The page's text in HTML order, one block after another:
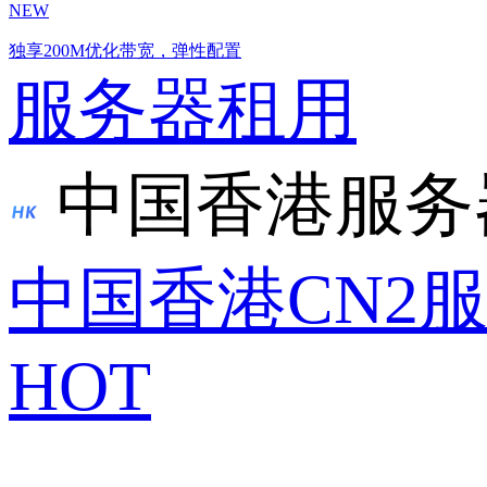
NEW
独享200M优化带宽，弹性配置
服务器租用
中国香港服
中国香港CN2
HOT